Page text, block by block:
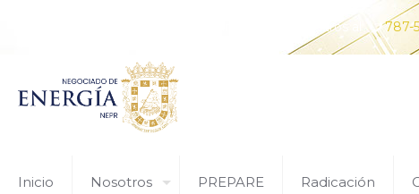
¿Tiene alguna pregunta? Comunícate con nosotros al 787-
Inicio Nosotros PREPARE Radicación